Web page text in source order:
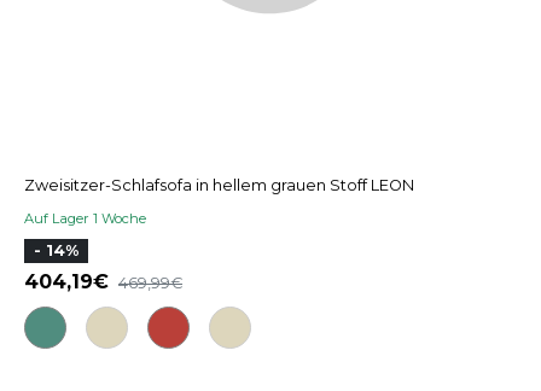
Zweisitzer-Schlafsofa in hellem grauen Stoff LEON
Auf Lager 1 Woche
- 14%
404,19 469,99